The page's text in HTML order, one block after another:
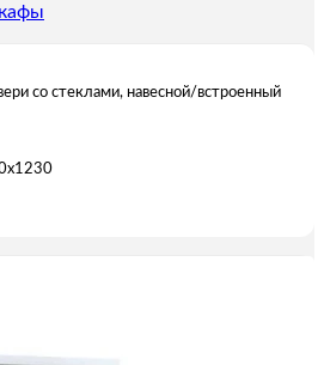
со стеклами, навесной/встроенный